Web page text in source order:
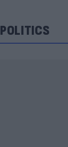
POLITICS